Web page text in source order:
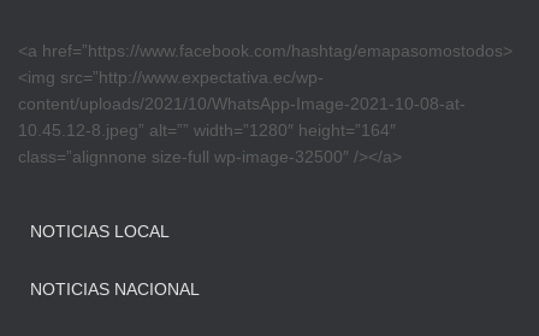
<a href=”https://www.facebook.com/hashtag/emapasomostodos>
<img src=”http://www.expectativa.ec/wp-
content/uploads/2021/10/WhatsApp-Image-2021-10-08-at-
10.45.12-8.jpeg” alt=”” width=”1280″ height=”164″
class=”alignnone size-full wp-image-32500″ /></a>
NOTICIAS LOCAL
NOTICIAS NACIONAL